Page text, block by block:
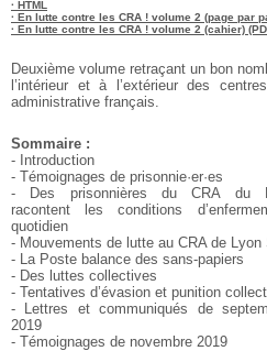
· HTML
· En lutte contre les CRA ! volume 2 (page par
· En lutte contre les CRA ! volume 2 (cahier)
Deuxième volume retraçant un bon
l’intérieur et à l’extérieur des
administrative français.
Sommaire :
- Introduction
- Témoignages de prisonnie·er·es
- Des prisonnières du CRA du
racontent les conditions
quotidien
- Mouvements de lutte au CRA de Lyon
- La Poste balance des sans-papiers
- Des luttes collectives
- Tentatives d’évasion et punition
- Lettres et communiqués de
2019
- Témoignages de novembre 2019